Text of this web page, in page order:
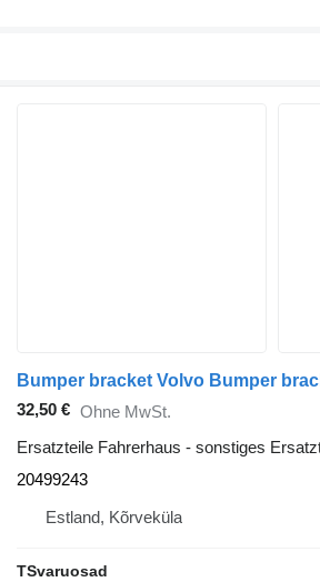
32,50 € Ohne MwSt.
Ersatzteile Fahrerhaus - sonstiges
20499243
Estland, Kõrveküla
TSvaruosad